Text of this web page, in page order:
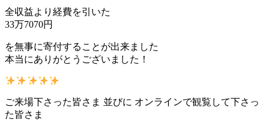
全収益より経費を引いた
33万7070円
を無事に寄付することが出来ました
本当にありがとうございました！
ご来場下さった皆さま 並びに オンラインで観覧して下さっ
た皆さま